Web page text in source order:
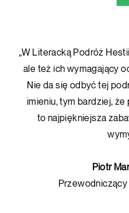
„W Literacką Podróż
ale też ich wymagający
Nie da się odbyć tej
imieniu, tym bardziej,
to najpiękniejsza
Piotr
Przewodniczący